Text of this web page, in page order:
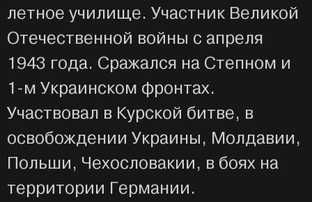
летное училище. Участник Великой
Отечественной войны с апреля
1943 года. Сражался на Степном и
1-м Украинском фронтах.
Участвовал в Курской битве, в
освобождении Украины, Молдавии,
Польши, Чехословакии, в боях на
территории Германии.